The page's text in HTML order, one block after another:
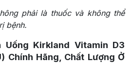
phải là thuốc và không thể
bệnh.
Uống Kirkland Vitamin D3
Chính Hãng, Chất Lượng Ở